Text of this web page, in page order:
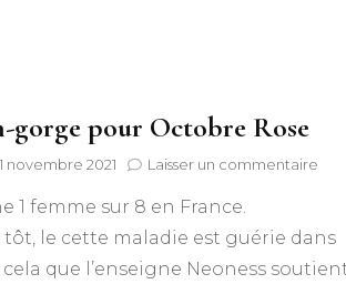
gorge pour Octobre Rose
novembre 2021 Laisser un commentaire
1 femme sur 8 en France.
le cette maladie est guérie dans
cela que l’enseigne Neoness